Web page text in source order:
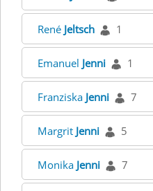
René Jeltsch 1
Emanuel Jenni 1
Franziska Jenni 7
Margrit Jenni 5
Monika Jenni 7